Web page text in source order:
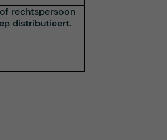
rechtspersoon
distributieert.